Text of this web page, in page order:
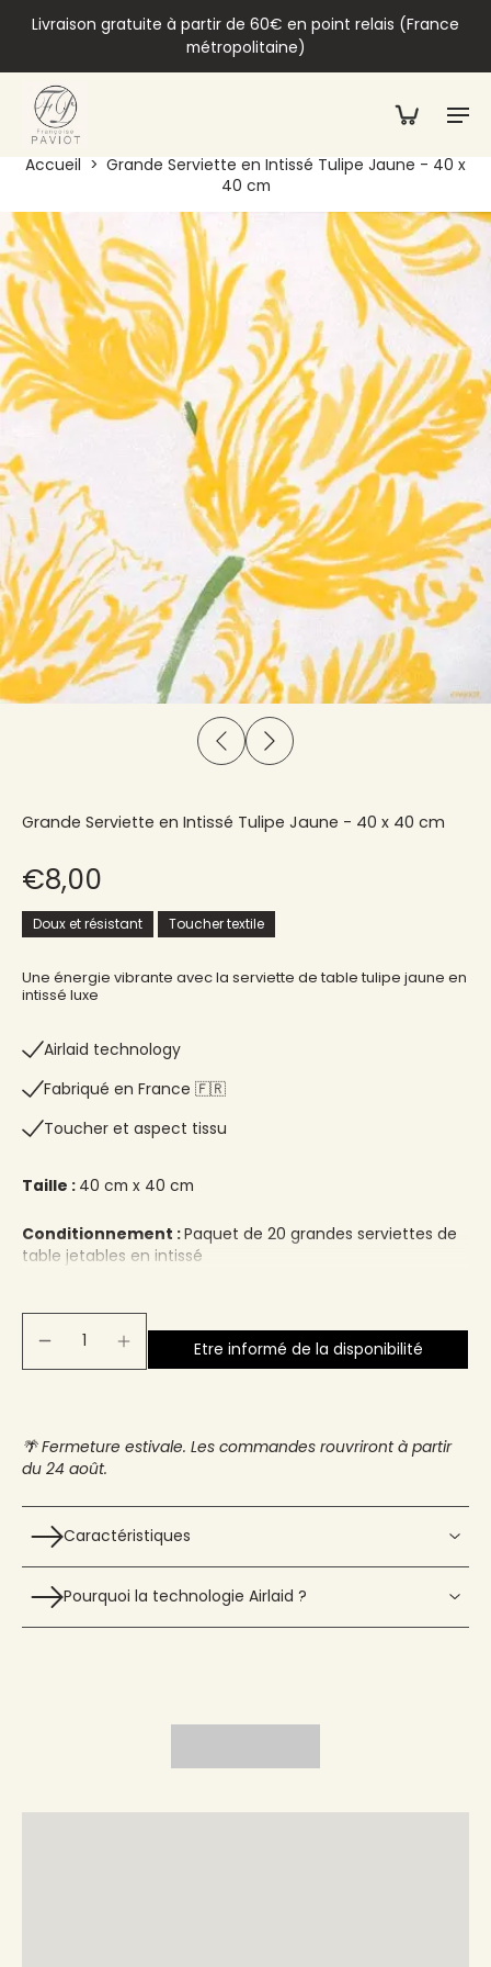
Livraison gratuite à partir de 60€ en point relais (France
métropolitaine)
Accueil > Grande Serviette en Intissé Tulipe Jaune - 40 x
40 cm
Grande Serviette en Intissé Tulipe Jaune - 40 x 40 cm
€8,00
Doux et résistant Toucher textile
Une énergie vibrante avec la serviette de table tulipe jaune en
intissé luxe
Airlaid technology
Fabriqué en France 🇫🇷​
Toucher et aspect tissu
Taille : 40 cm x 40 cm
Conditionnement :Paquet de 20 grandes serviettes de
table jetables en intissé
Etre informé de la disponibilité
🌴 Fermeture estivale. Les commandes rouvriront à partir
du 24 août.
Caractéristiques
Pourquoi la technologie Airlaid ?